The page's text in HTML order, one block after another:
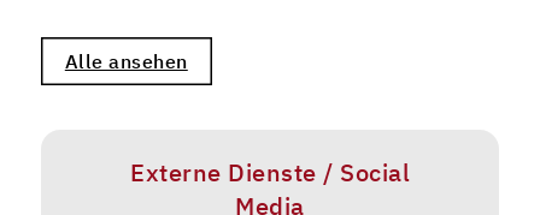
Alle ansehen
Externe Dienste / Social
Media